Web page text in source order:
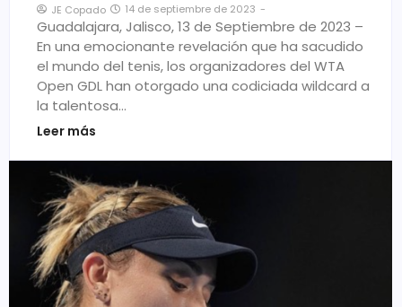
JE Copado 14 de septiembre de 2023 -
Guadalajara, Jalisco, 13 de Septiembre de 2023 –
En una emocionante revelación que ha sacudido
el mundo del tenis, los organizadores del WTA
Open GDL han otorgado una codiciada wildcard a
la talentosa…
Leer más